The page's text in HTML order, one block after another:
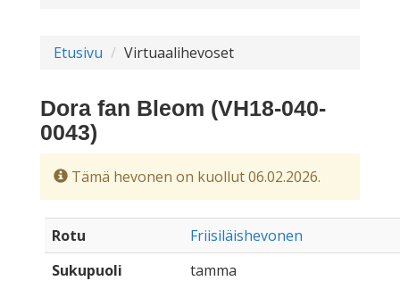
Etusivu Virtuaalihevoset
Dora fan Bleom (VH18-040-
0043)
Tämä hevonen on kuollut 06.02.2026.
Rotu
Friisiläishevonen
Sukupuoli
tamma